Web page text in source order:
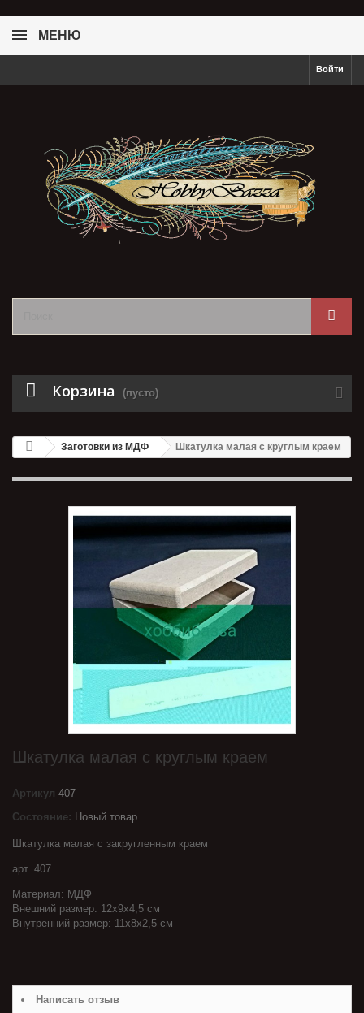
МЕНЮ
Войти
Корзина (пусто)
Заготовки из МДФ Шкатулка малая с круглым краем
Шкатулка малая с круглым краем
Артикул 407
Состояние: Новый товар
Шкатулка малая с закругленным краем
арт. 407
Материал: МДФ
Внешний размер: 12х9х4,5 см
Внутренний размер: 11х8х2,5 см
Написать отзыв